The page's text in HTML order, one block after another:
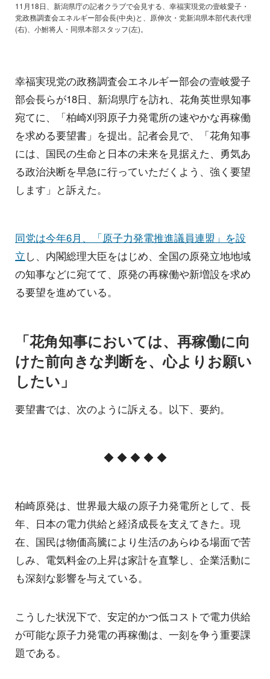
11月18日、新潟県庁の記者クラブで会見する、幸福実現党の壹岐愛子・
党政務調査会エネルギー部会長(中央)と、原伸次・党新潟県本部代表代理
(右)、小鮒将人・同県本部スタッフ(左)。
幸福実現党の政務調査会エネルギー部会の壹岐愛子
部会長らが18日、新潟県庁を訪れ、花角英世県知事
宛てに、「柏崎刈羽原子力発電所の速やかな再稼働
を求める要望書」を提出。記者会見で、「花角知事
には、国民の生命と日本の未来を見据えた、勇気あ
る政治決断を早急に行っていただくよう、強く要望
します」と訴えた。
同党は今年6月、「原子力発電推進議員連盟」を設
立し、内閣総理大臣をはじめ、全国の原発立地地域
の知事などに宛てて、原発の再稼働や新増設を求め
る要望を進めている。
「花角知事においては、再稼働に向
けた前向きな判断を、心よりお願い
したい」
要望書では、次のように訴える。以下、要約。
◆ ◆ ◆ ◆ ◆
柏崎原発は、世界最大級の原子力発電所として、長
年、日本の電力供給と経済成長を支えてきた。現
在、国民は物価高騰により生活のあらゆる場面で苦
しみ、電気料金の上昇は家計を直撃し、企業活動に
も深刻な影響を与えている。
こうした状況下で、安定的かつ低コストで電力供給
が可能な原子力発電の再稼働は、一刻を争う重要課
題である。